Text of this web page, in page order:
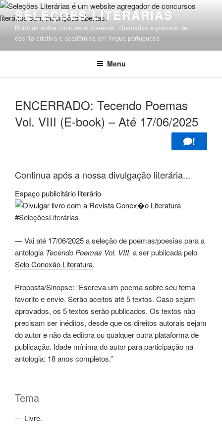
Pular
para
conteúdo
SELEÇÕES LITERÁRIAS
Notícias sobre concursos literários, chamadas e prêmios de
escrita criativa e acadêmica em língua portuguesa
Menu
ENCERRADO: Tecendo Poemas
Vol. VIII (E-book) – Até 17/06/2025
!
Continua após a nossa divulgação literária...
Espaço publicitário literário
#SeleçõesLiterárias
— Vai até 17/06/2025 a seleção de poemas/poesias para a
antologia Tecendo Poemas Vol. VIII, a ser publicada pelo
Selo Conexão Literatura.
Proposta/Sinopse: “Escreva um poema sobre seu tema
favorito e envie. Serão aceitos até 5 textos. Caso sejam
aprovados, os 5 textos serão publicados. Os textos não
precisam ser inéditos, desde que os direitos autorais sejam
do autor e não da editora ou qualquer outra plataforma de
publicação. Idade mínima do autor para participação na
antologia: 18 anos completos.”
Tema
— Livre.